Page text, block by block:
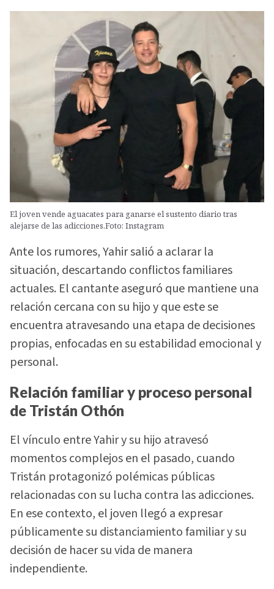
El joven vende aguacates para ganarse el sustento diario tras
alejarse de las adicciones.Foto: Instagram
Ante los rumores, Yahir salió a aclarar la
situación, descartando conflictos familiares
actuales. El cantante aseguró que mantiene una
relación cercana con su hijo y que este se
encuentra atravesando una etapa de decisiones
propias, enfocadas en su estabilidad emocional y
personal.
Relación familiar y proceso personal
de Tristán Othón
El vínculo entre Yahir y su hijo atravesó
momentos complejos en el pasado, cuando
Tristán protagonizó polémicas públicas
relacionadas con su lucha contra las adicciones.
En ese contexto, el joven llegó a expresar
públicamente su distanciamiento familiar y su
decisión de hacer su vida de manera
independiente.